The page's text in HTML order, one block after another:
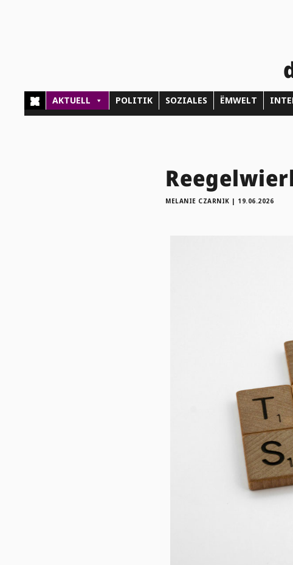
AKTUELL POLITIK SOZIALES ËMWELT
MELANIE CZARNIK | 19.06.2026